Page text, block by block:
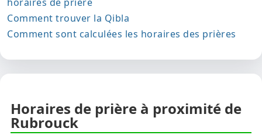
horaires de prière
Comment trouver la Qibla
Comment sont calculées les horaires des prières
Horaires de prière à proximité de
Rubrouck